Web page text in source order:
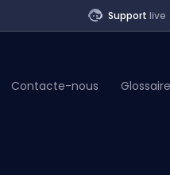
Support live
Contacte-nous Glossaire